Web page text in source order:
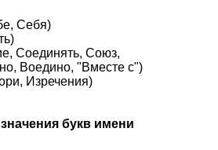
Себя)
Соединять, Союз,
Воедино, "Вместе с")
Изречения)
букв имени